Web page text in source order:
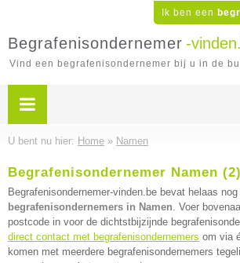
Ik ben een
Begrafenisondernemer -
Vind een begrafenisondernemer bij u in de
U bent nu hier: Home » Namen
Begrafenisondernemer Namen (2)
Begrafenisondernemer-vinden.be bevat helaas nog
begrafenisondernemers in Namen. Voer
postcode in voor de dichtstbijzijnde
direct contact met begrafenisondernemers om via
komen met meerdere begrafenisondernemers